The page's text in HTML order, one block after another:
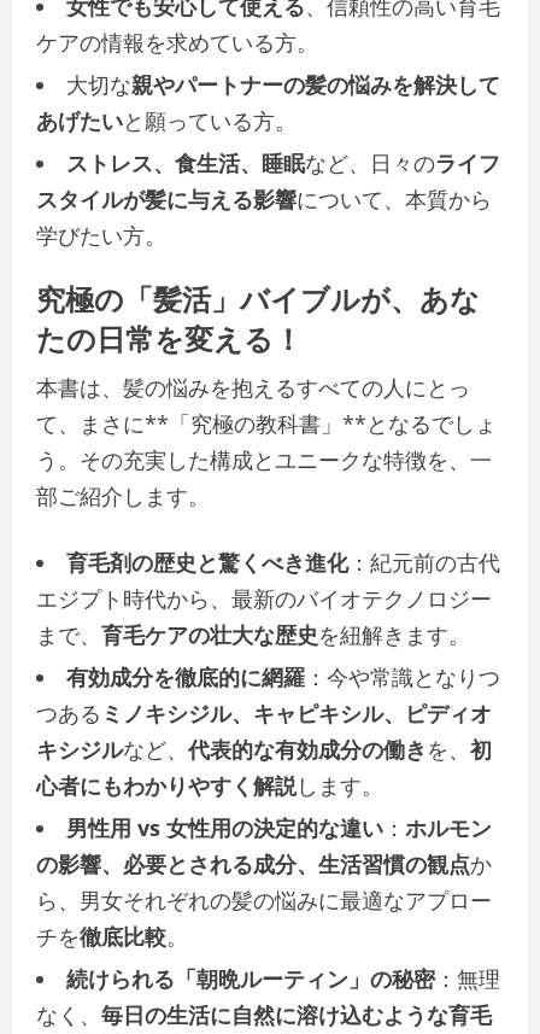
ケアの情報を求めている方。
大切な親やパートナーの髪の悩みを解決して
あげたいと願っている方。
ストレス、食生活、睡眠など、日々のライフ
スタイルが髪に与える影響について、本質から
学びたい方。
究極の「髪活」バイブルが、あな
たの日常を変える！
本書は、髪の悩みを抱えるすべての人にとっ
て、まさに**「究極の教科書」**となるでしょ
う。その充実した構成とユニークな特徴を、一
部ご紹介します。
育毛剤の歴史と驚くべき進化：紀元前の古代
エジプト時代から、最新のバイオテクノロジー
まで、 育毛ケアの壮大な歴史を紐解きます。
有効成分を徹底的に網羅 ：今や常識となりつ
つある ミノキシジル、キャピキシル、ピディオ
キシジルなど、 代表的な有効成分の働き を、 初
心者にもわかりやすく解説します。
男性用 vs 女性用の決定的な違い ： ホルモン
の影響、必要とされる成分、生活習慣の観点か
ら、男女それぞれの髪の悩みに最適なアプロー
チを徹底比較。
続けられる「朝晩ルーティン」の秘密：無理
なく、 毎日の生活に自然に溶け込むような育毛